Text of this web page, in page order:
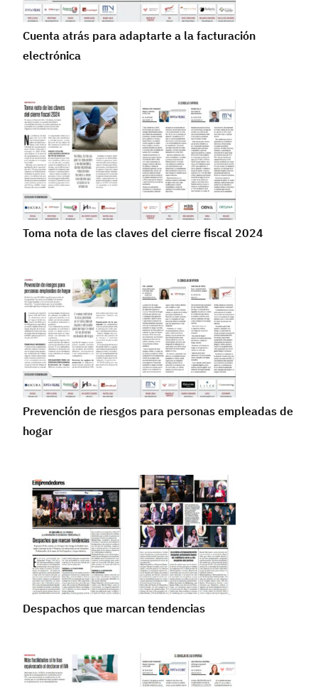
Cuenta atrás para adaptarte a la facturación
electrónica
Toma nota de las claves del cierre fiscal 2024
Prevención de riesgos para personas empleadas de
hogar
Despachos que marcan tendencias